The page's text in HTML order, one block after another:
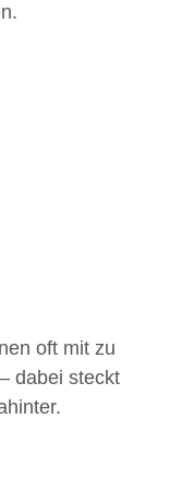
oft mit zu
dabei steckt